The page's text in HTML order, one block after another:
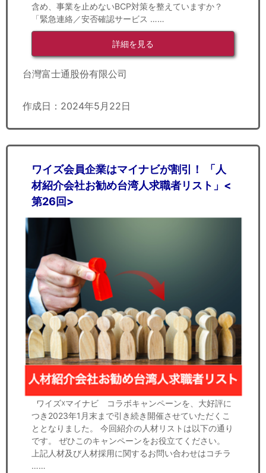
含め、事業を止めないBCP対策を整えていますか？
「緊急連絡／安否確認サービス ……
詳細を見る
台灣富士通股份有限公司
作成日：2024年5月22日
ワイズ会員企業はマイナビが割引！ 「人
材紹介会社お勧め台湾人求職者リスト」<
第26回>
ワイズ☓マイナビ コラボキャンペーンを、大好評に
つき2023年1月末まで引き続き開催させていただくこ
ととなりました。 今回紹介の人材リストは以下の通り
です。 ぜひこのキャンペーンをお役立てください。
上記人材及び人材採用に関するお問い合わせはコチラ
……